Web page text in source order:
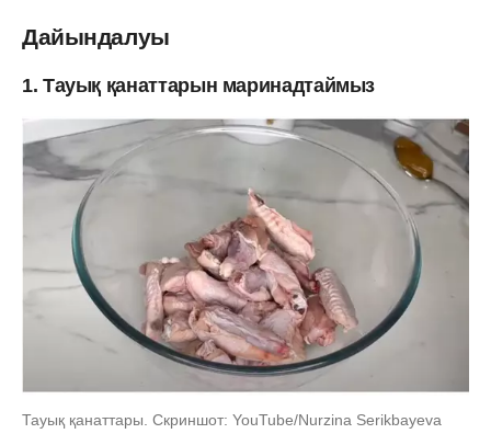
Дайындалуы
1. Тауық қанаттарын маринадтаймыз
Тауық қанаттары. Скриншот: YouTube/Nurzina Serikbayeva